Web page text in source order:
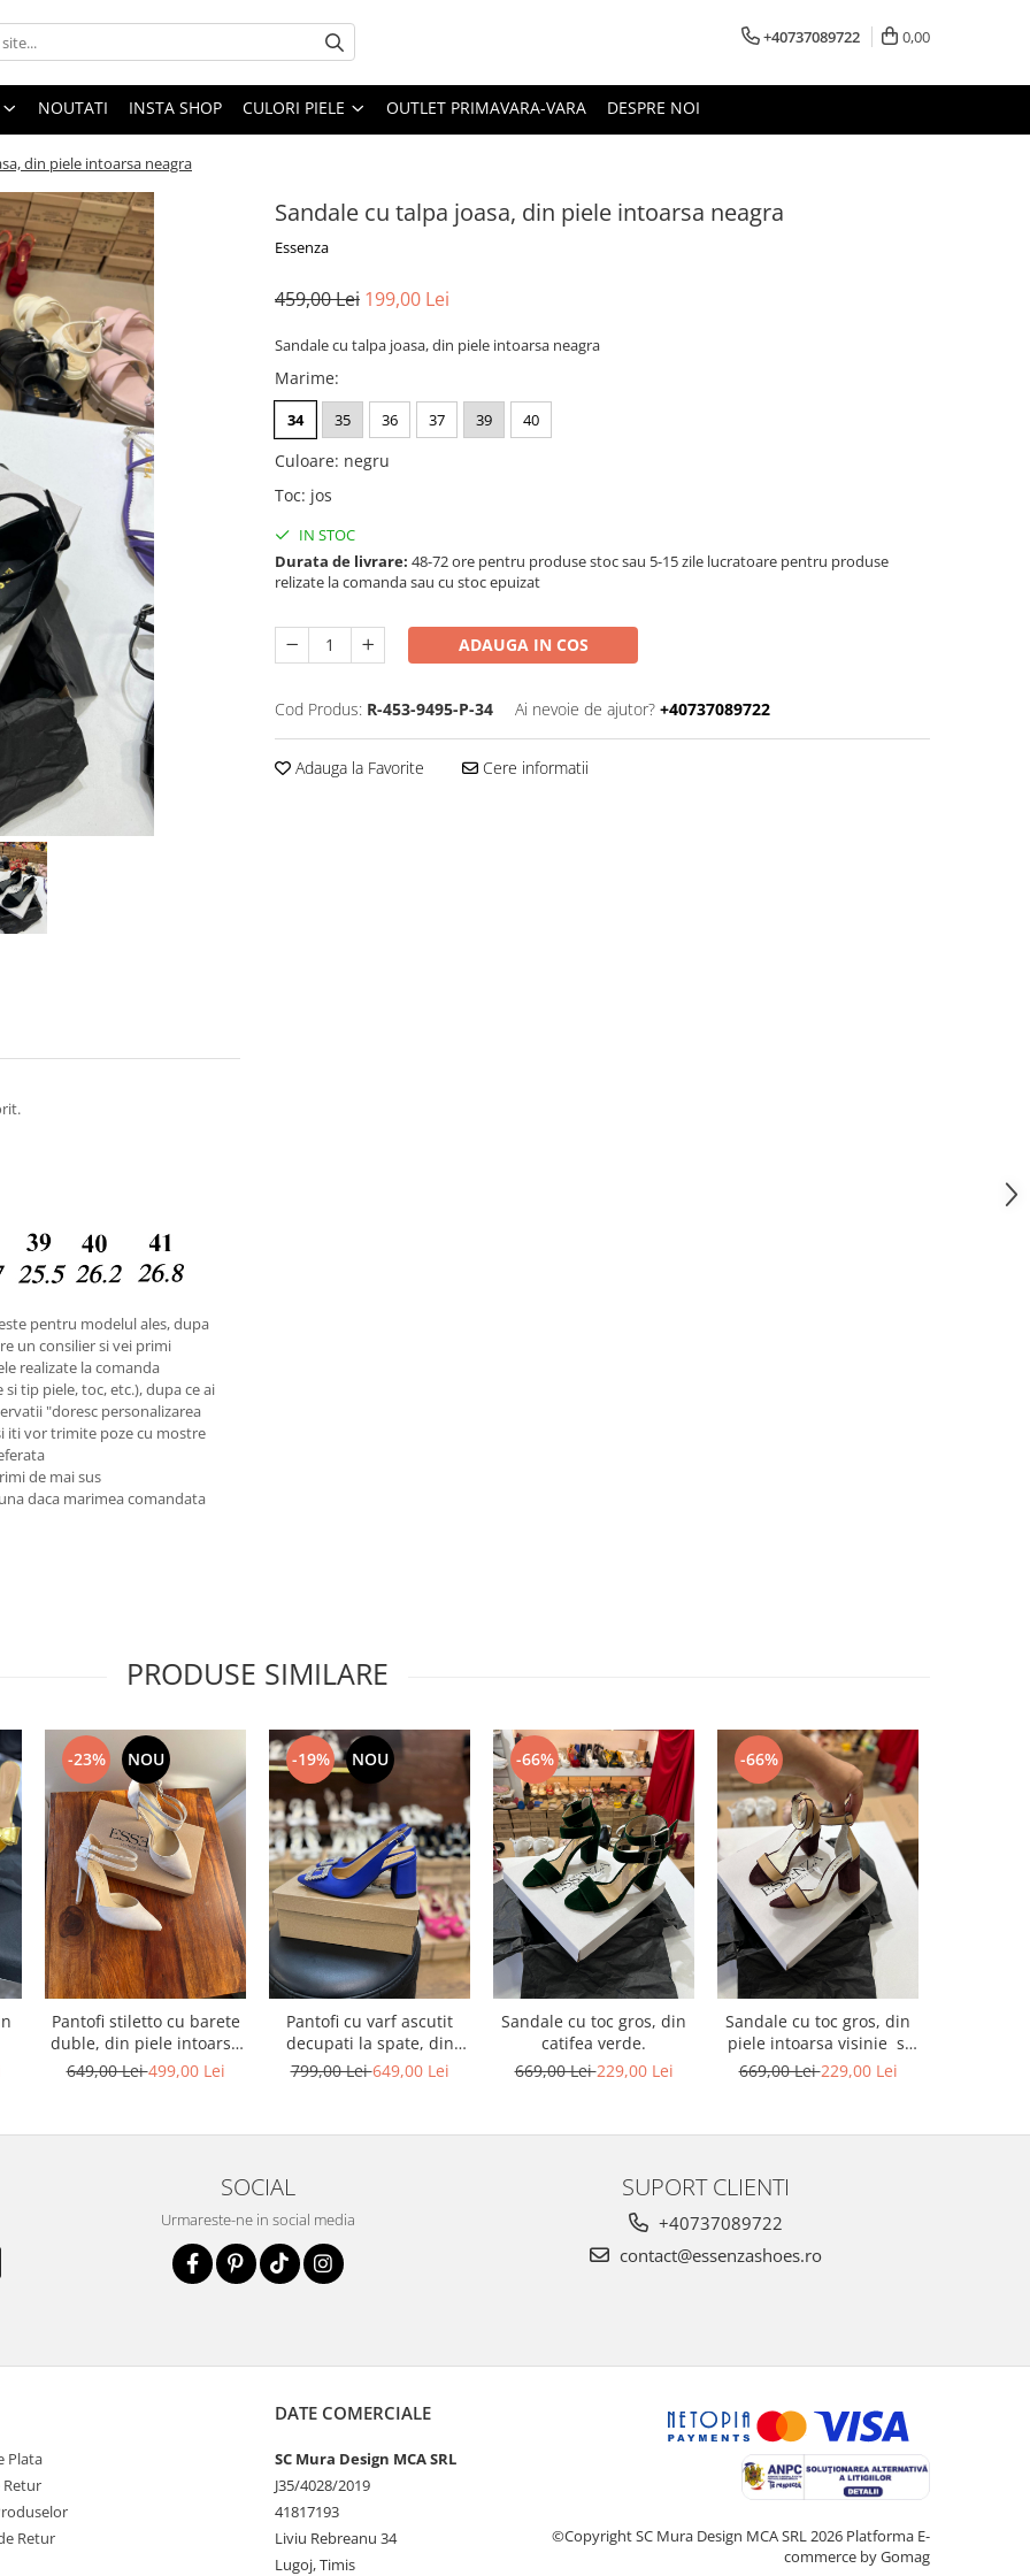
+40737089722 0,00
NOUTATI INSTA SHOP CULORI PIELE OUTLET PRIMAVARA-VARA DESPRE NOI
din piele intoarsa neagra
Sandale cu talpa joasa, din piele intoarsa neagra
Essenza
459,00 Lei 199,00 Lei
Sandale cu talpa joasa, din piele intoarsa neagra
Marime:
34 35 36 37 39 40
Culoare: negru
Toc: jos
IN STOC
Durata de livrare: 48-72 ore pentru produse stoc sau 5-15 zile lucratoare pentru produse
relizate la comanda sau cu stoc epuizat
ADAUGA IN COS
Cod Produs: R-453-9495-P-34 Ai nevoie de ajutor? +40737089722
Adauga la Favorite Cere informatii
pentru modelul ales, dupa
un consilier si vei primi
realizate la comanda
tip piele, toc, etc.), dupa ce ai
"doresc personalizarea
iti vor trimite poze cu mostre
de mai sus
daca marimea comandata
PRODUSE SIMILARE
-23% NOU
Pantofi stiletto cu barete
duble, din piele intoarsa
bej
649,00 Lei499,00 Lei
-19% NOU
Pantofi cu varf ascutit
decupati la spate, din
piele naturala albastru,
799,00 Lei649,00 Lei
-66%
Sandale cu toc gros, din
catifea verde.
669,00 Lei229,00 Lei
-66%
Sandale cu toc gros, din
piele intoarsa visinie si
piele nude
669,00 Lei229,00 Lei
SOCIAL
Urmareste-ne in social media
SUPORT CLIENTI
+40737089722
contact@essenzashoes.ro
Plata
Retur
Retur
DATE COMERCIALE
SC Mura Design MCA SRL
J35/4028/2019
41817193
Liviu Rebreanu 34
Lugoj, Timis
©Copyright SC Mura Design MCA SRL 2026 Platforma E-
commerce by Gomag